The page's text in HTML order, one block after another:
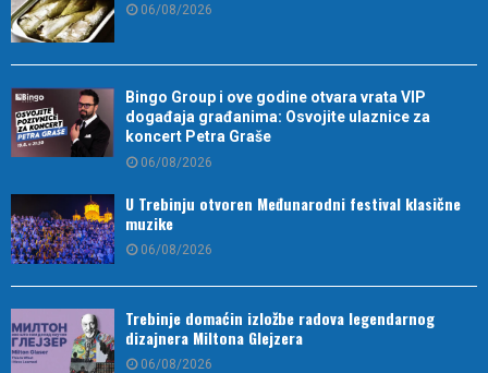
06/08/2026
Bingo Group i ove godine otvara vrata VIP
događaja građanima: Osvojite ulaznice za
koncert Petra Graše
06/08/2026
U Trebinju otvoren Međunarodni festival klasične
muzike
06/08/2026
Trebinje domaćin izložbe radova legendarnog
dizajnera Miltona Glejzera
06/08/2026